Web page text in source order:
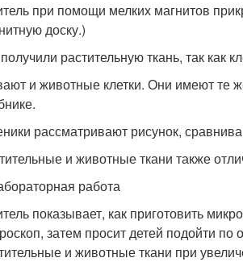
при помощи мелких магнитов
доску.)
растительную ткань, так как
и животные клетки. Они имеют те
рассматривают рисунок,
и животные ткани также
работа
показывает, как приготовить
затем просит детей подойти
и животные ткани при